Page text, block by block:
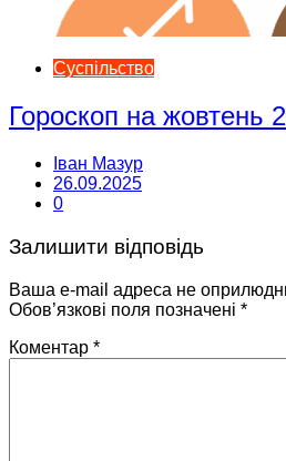
Суспільство
Гороскоп на жовтень
Іван Мазур
26.09.2025
0
Залишити відповідь
Ваша e-mail адреса не
Обов’язкові поля позначені *
Коментар *